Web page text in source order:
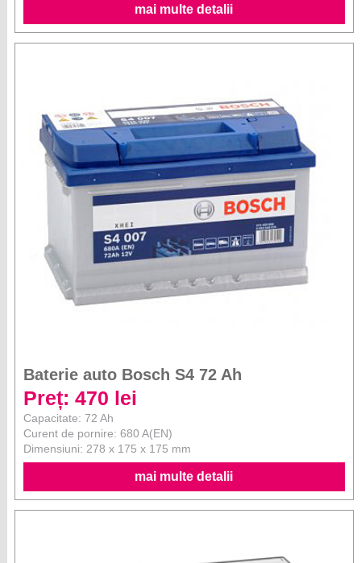
mai multe detalii
Baterie auto Bosch S4 72 Ah
Preț: 470 lei
Capacitate: 72 Ah
Curent de pornire: 680 A(EN)
Dimensiuni: 278 x 175 x 175 mm
mai multe detalii